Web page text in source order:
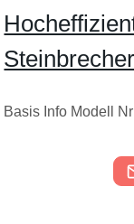
Basis Info Modell Nr